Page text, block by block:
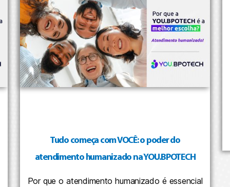
Tudo começa com VOCÊ: o poder do
atendimento humanizado na YOU.BPOTECH
Por que o atendimento humanizado é essencial